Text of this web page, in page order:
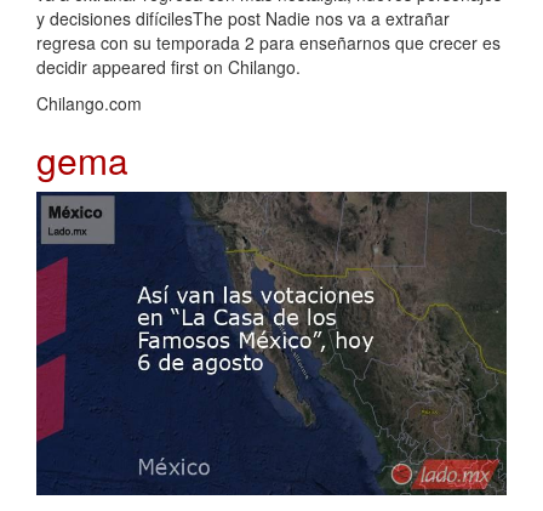
y decisiones difícilesThe post Nadie nos va a extrañar
regresa con su temporada 2 para enseñarnos que crecer es
decidir appeared first on Chilango.
Chilango.com
gema